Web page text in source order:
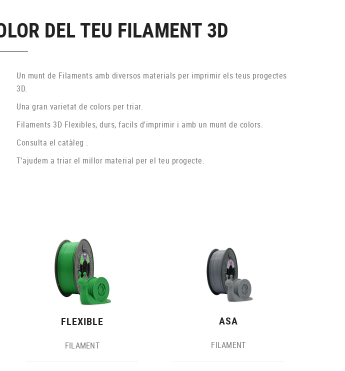
DEL TEU FILAMENT 3D
Un munt de Filaments amb diversos materials per imprimir els teus progectes
3D.
Una gran varietat de colors per triar.
Filaments 3D Flexibles, durs, facils d'imprimir i amb un munt de colors.
Consulta el catàleg .
T'ajudem a triar el millor material per el teu progecte.
FLEXIBLE
FILAMENT
ASA
FILAMENT